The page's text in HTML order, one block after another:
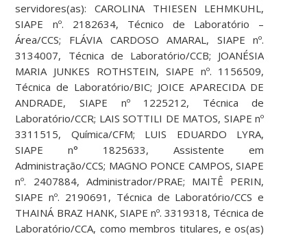
servidores(as): CAROLINA THIESEN LEHMKUHL,
SIAPE nº. 2182634, Técnico de Laboratório –
Área/CCS; FLÁVIA CARDOSO AMARAL, SIAPE nº.
3134007, Técnica de Laboratório/CCB; JOANÉSIA
MARIA JUNKES ROTHSTEIN, SIAPE nº. 1156509,
Técnica de Laboratório/BIC; JOICE APARECIDA DE
ANDRADE, SIAPE nº 1225212, Técnica de
Laboratório/CCR; LAIS SOTTILI DE MATOS, SIAPE nº
3311515, Química/CFM; LUIS EDUARDO LYRA,
SIAPE n° 1825633, Assistente em
Administração/CCS; MAGNO PONCE CAMPOS, SIAPE
nº. 2407884, Administrador/PRAE; MAITÊ PERIN,
SIAPE nº. 2190691, Técnica de Laboratório/CCS e
THAINÁ BRAZ HANK, SIAPE nº. 3319318, Técnica de
Laboratório/CCA, como membros titulares, e os(as)